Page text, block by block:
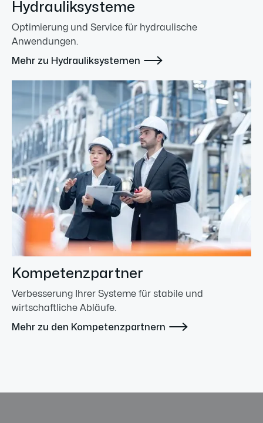
Hydrauliksysteme
Optimierung und Service für hydraulische
Anwendungen.
Mehr zu Hydrauliksystemen 
Kompetenzpartner
Verbesserung Ihrer Systeme für stabile und
wirtschaftliche Abläufe.
Mehr zu den Kompetenzpartnern 